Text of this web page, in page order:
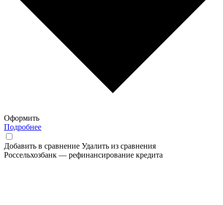
Оформить
Подробнее
Добавить в сравнение Удалить из сравнения
Россельхозбанк — рефинансирование кредита